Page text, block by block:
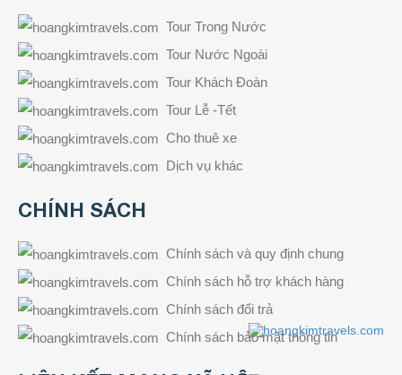
Tour Trong Nước
Tour Nước Ngoài
Tour Khách Đoàn
Tour Lễ -Tết
Cho thuê xe
Dịch vụ khác
CHÍNH SÁCH
Chính sách và quy định chung
Chính sách hỗ trợ khách hàng
Chính sách đổi trả
Chính sách bảo mật thông tin